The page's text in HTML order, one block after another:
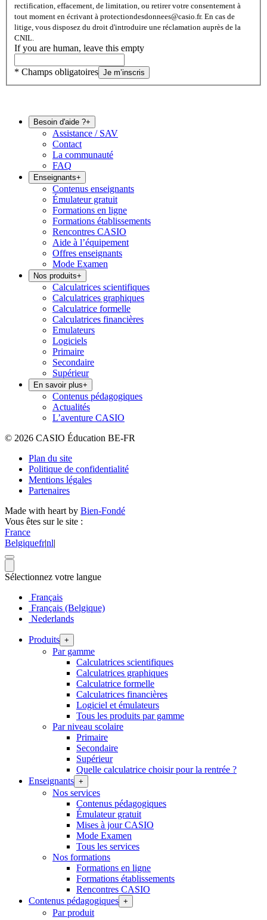
rectification, effacement, de limitation, ou retirer votre consentement à
tout moment en écrivant à protectiondesdonnees@casio.fr. En cas de
litige, vous disposez du droit d'introduire une réclamation auprès de la
CNIL.
If you are human, leave this empty
* Champs obligatoires Je m’inscris
Besoin d'aide ?+
Assistance / SAV
Contact
La communauté
FAQ
Enseignants+
Contenus enseignants
Émulateur gratuit
Formations en ligne
Formations établissements
Rencontres CASIO
Aide à l’équipement
Offres enseignants
Mode Examen
Nos produits+
Calculatrices scientifiques
Calculatrices graphiques
Calculatrice formelle
Calculatrices financières
Emulateurs
Logiciels
Primaire
Secondaire
Supérieur
En savoir plus+
Contenus pédagogiques
Actualités
L’aventure CASIO
© 2026 CASIO Éducation BE-FR
Plan du site
Politique de confidentialité
Mentions légales
Partenaires
Made with heart by Bien-Fondé
Vous êtes sur le site :
France
Belgiquefr|nl|
Sélectionnez votre langue
Français
Français (Belgique)
Nederlands
Produits +
Par gamme
Calculatrices scientifiques
Calculatrices graphiques
Calculatrice formelle
Calculatrices financières
Logiciel et émulateurs
Tous les produits par gamme
Par niveau scolaire
Primaire
Secondaire
Supérieur
Quelle calculatrice choisir pour la rentrée ?
Enseignants +
Nos services
Contenus pédagogiques
Émulateur gratuit
Mises à jour CASIO
Mode Examen
Tous les services
Nos formations
Formations en ligne
Formations établissements
Rencontres CASIO
Contenus pédagogiques +
Par produit